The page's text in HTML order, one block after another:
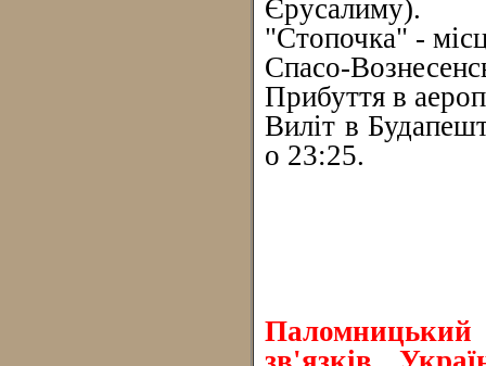
Єрусалиму).
"Стопочка" -
Спасо-
Прибуття в
Виліт в
о 23:25.